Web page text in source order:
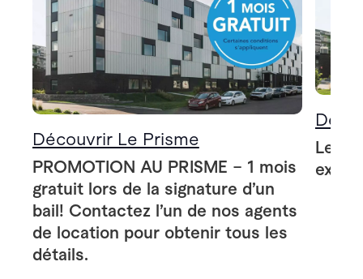
Découvrir Le Prisme
PROMOTION AU PRISME – 1 mois
gratuit lors de la signature d’un
bail! Contactez l’un de nos agents
de location pour obtenir tous les
détails.
Le